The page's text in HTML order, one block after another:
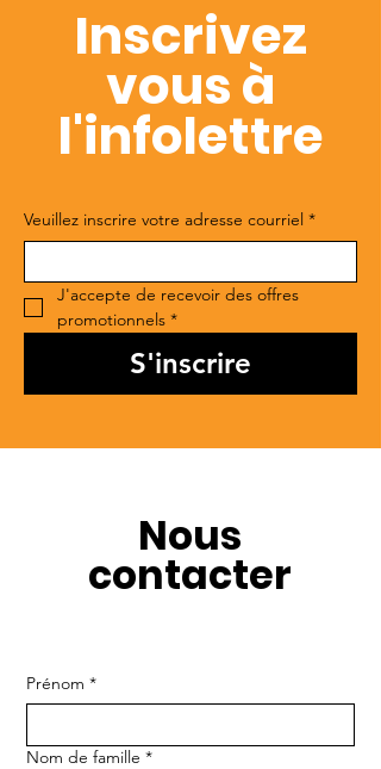
Inscrivez
vous à
l'infolettre
Veuillez inscrire votre adresse courriel *
J'accepte de recevoir des offres
promotionnels *
S'inscrire
Nous
contacter
Prénom *
Nom de famille *